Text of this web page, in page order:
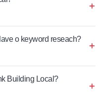
o keyword reseach?
Building Local?